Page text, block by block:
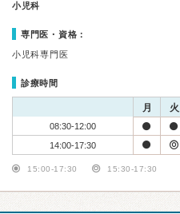
小児科
専門医・資格：
小児科専門医
診療時間
月 火
08:30-12:00
14:00-17:30
15:00-17:30 15:30-17:30